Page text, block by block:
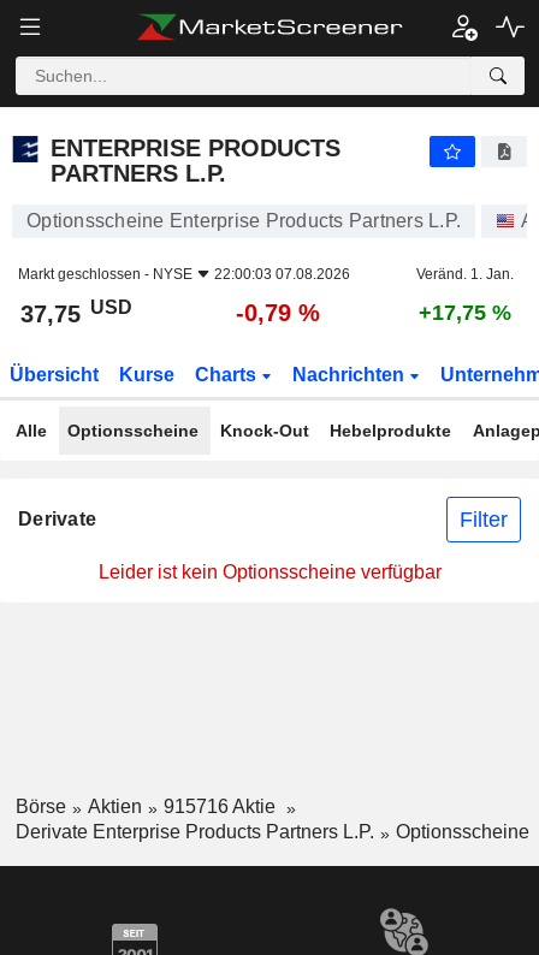
ENTERPRISE PRODUCTS
PARTNERS L.P.
Optionsscheine Enterprise Products Partners L.P.
Markt geschlossen - NYSE 22:00:03 07.08.2026 Veränd. 1. Jan.
37,75 USD -0,79 % +17,75 %
Übersicht Kurse Charts Nachrichten
Alle Optionsscheine Knock-Out Hebelprodukte
Derivate Filter
Leider ist kein Optionsscheine verfügbar
Börse Aktien
915716 Aktie
Derivate Enterprise Products Partners L.P.
Optionsscheine